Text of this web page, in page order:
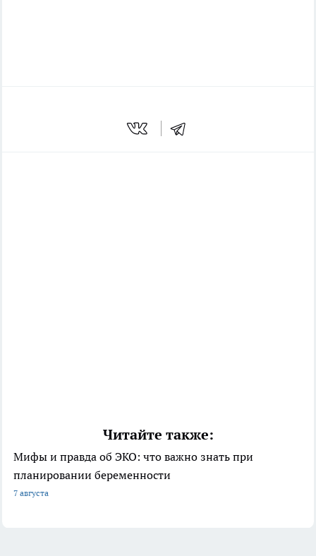
Читайте также:
Мифы и правда об ЭКО: что важно знать при
планировании беременности
7 августа